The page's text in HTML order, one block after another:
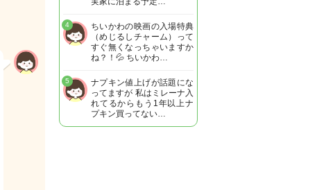
ちいかわの映画の入場特典
（めじるしチャーム）って
すぐ無くなっちゃいますか
ね？！💦 ちいかわ…
4
ナプキン値上げが話題にな
ってますが 私はミレーナ入
れてるからもう1年以上ナ
プキン買ってない…
5